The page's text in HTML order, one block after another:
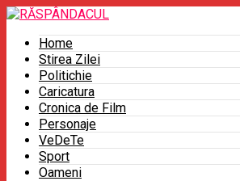
Home
Stirea Zilei
Politichie
Caricatura
Cronica de Film
Personaje
VeDeTe
Sport
Oameni